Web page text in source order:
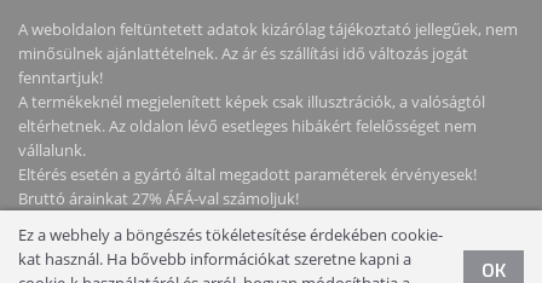
A weboldalon feltüntetett adatok kizárólag tájékoztató jellegűek, nem
minősülnek ajánlattételnek. Az ár és szállítási idő változás jogát
fenntartjuk!
A termékeknél megjelenített képek csak illusztrációk, a valóságtól
eltérhetnek. Az oldalon lévő esetleges hibákért felelősséget nem
vállalunk.
Eltérés esetén a gyártó által megadott paraméterek érvényesek!
Bruttó árainkat 27% ÁFÁ-val számoljuk!
Copyright © 2026 NotebookStore. Minden jog fenntartva!
Ez a webhely a böngészés tökéletesítése érdekében cookie-
kat használ. Ha bővebb információkat szeretne kapni a
OK